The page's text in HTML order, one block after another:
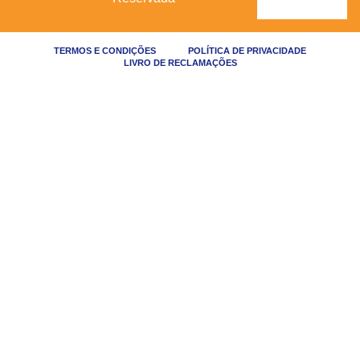
TERMOS E CONDIÇÕES
POLÍTICA DE PRIVACIDADE
LIVRO DE RECLAMAÇÕES